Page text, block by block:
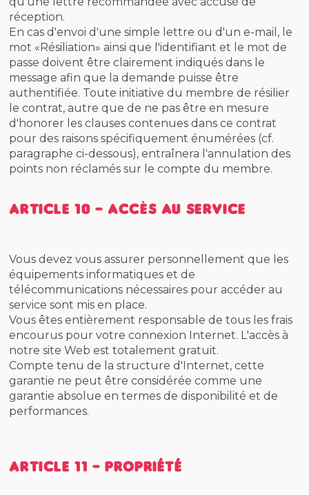
réception.
En cas d'envoi d'une simple lettre ou d'un e-mail, le
mot «Résiliation» ainsi que l'identifiant et le mot de
passe doivent être clairement indiqués dans le
message afin que la demande puisse être
authentifiée. Toute initiative du membre de résilier
le contrat, autre que de ne pas être en mesure
d'honorer les clauses contenues dans ce contrat
pour des raisons spécifiquement énumérées (cf.
paragraphe ci-dessous), entraînera l'annulation des
points non réclamés sur le compte du membre.
Article 10 - Accès au service
Vous devez vous assurer personnellement que les
équipements informatiques et de
télécommunications nécessaires pour accéder au
service sont mis en place.
Vous êtes entièrement responsable de tous les frais
encourus pour votre connexion Internet. L'accès à
notre site Web est totalement gratuit.
Compte tenu de la structure d'Internet, cette
garantie ne peut être considérée comme une
garantie absolue en termes de disponibilité et de
performances.
Article 11 - Propriété